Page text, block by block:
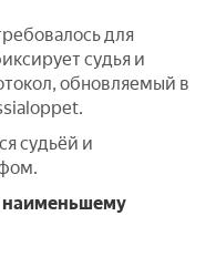
для
судья и
обновляемый в
судьёй и
наименьшему